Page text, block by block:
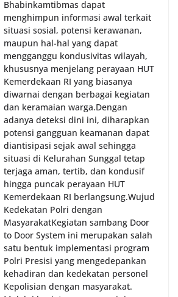
Bhabinkamtibmas dapat
menghimpun informasi awal terkait
situasi sosial, potensi kerawanan,
maupun hal-hal yang dapat
mengganggu kondusivitas wilayah,
khususnya menjelang perayaan HUT
Kemerdekaan RI yang biasanya
diwarnai dengan berbagai kegiatan
dan keramaian warga.‎‎Dengan
adanya deteksi dini ini, diharapkan
potensi gangguan keamanan dapat
diantisipasi sejak awal sehingga
situasi di Kelurahan Sunggal tetap
terjaga aman, tertib, dan kondusif
hingga puncak perayaan HUT
Kemerdekaan RI berlangsung.‎‎Wujud
Kedekatan Polri dengan
Masyarakat‎Kegiatan sambang Door
to Door System ini merupakan salah
satu bentuk implementasi program
Polri Presisi yang mengedepankan
kehadiran dan kedekatan personel
Kepolisian dengan masyarakat.